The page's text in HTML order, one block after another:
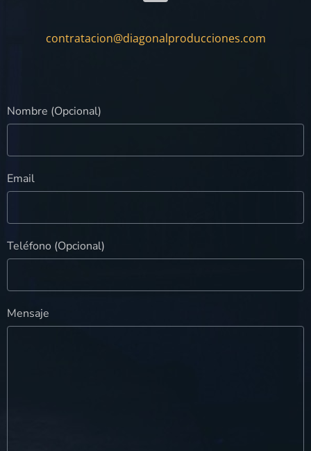
contratacion@diagonalproducciones.com
Nombre (Opcional)
Email
Teléfono (Opcional)
Mensaje